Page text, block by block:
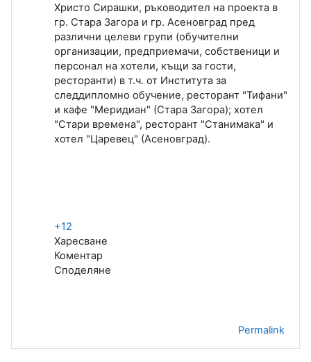
Христо Сирашки, ръководител на проекта в
гр. Стара Загора и гр. Асеновград пред
различни целеви групи (обучителни
организации, предприемачи, собственици и
персонал на хотели, къщи за гости,
ресторанти) в т.ч. от Института за
следдипломно обучение, ресторант "Тифани"
и кафе "Меридиан" (Стара Загора); хотел
"Стари времена", ресторант "Станимака" и
хотел "Царевец" (Асеновград).
+12
Харесване
Коментар
Споделяне
Permalink